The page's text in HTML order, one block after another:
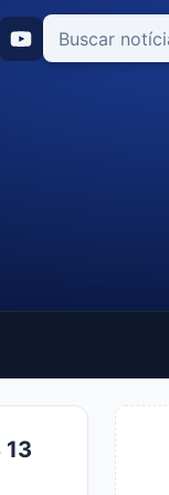
13